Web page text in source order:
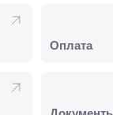
Оплата